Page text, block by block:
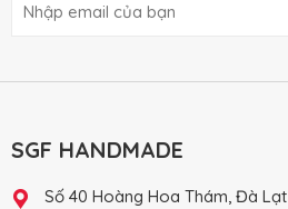
SGF HANDMADE
Số 40 Hoàng Hoa Thám, Đà Lạt